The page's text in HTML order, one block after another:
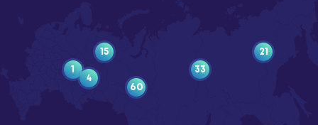
1
4
15
60
33
21